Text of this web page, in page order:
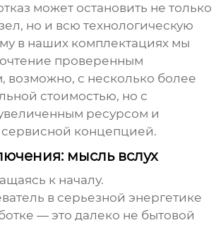
может остановить не только
но и всю технологическую
в наших комплектациях мы
проверенным
возможно, с несколько более
стоимостью, но с
ресурсом и
концепцией.
мысль вслух
к началу.
в серьезной энергетике
— это далеко не бытовой